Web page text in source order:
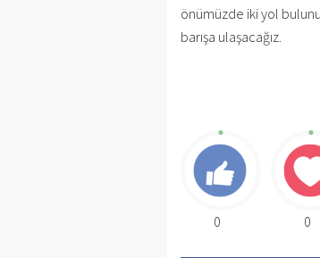
önümüzde iki yol
barışa ulaşacağız.
0 0